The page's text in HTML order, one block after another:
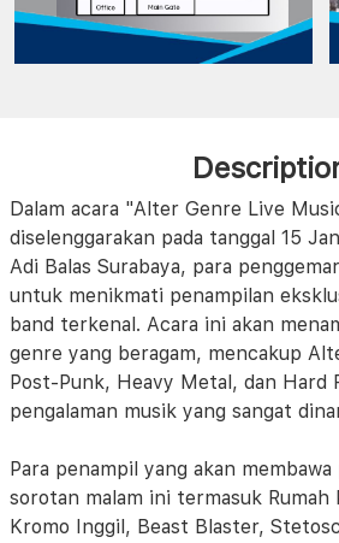
Dalam acara "Alter Genre Live
diselenggarakan pada tanggal 15
Adi Balas Surabaya, para
untuk menikmati penampilan
band terkenal. Acara ini akan
genre yang beragam, mencakup
Post-Punk, Heavy Metal, dan Hard
pengalaman musik yang sangat
Para penampil yang akan
sorotan malam ini termasuk Rumah
Kromo Inggil, Beast Blaster,